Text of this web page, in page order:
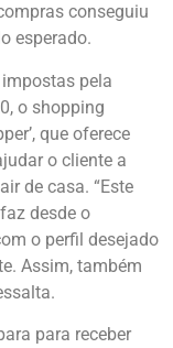
conseguiu
esperado.
pela
o shopping
que oferece
o cliente a
de casa. “Este
desde o
o perfil desejado
Assim, também
para receber